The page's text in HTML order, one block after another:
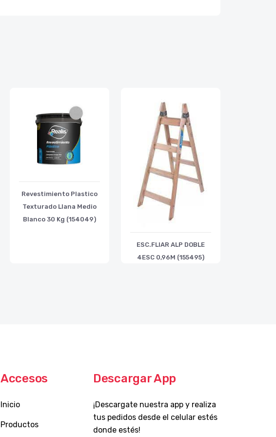
Revestimiento Plastico
Texturado Llana Medio
Blanco 30 Kg (154049)
ESC.FLIAR ALP DOBLE
4ESC 0,96M (155495)
Accesos
Inicio
Productos
Descargar App
¡Descargate nuestra app y realiza
tus pedidos desde el celular estés
donde estés!